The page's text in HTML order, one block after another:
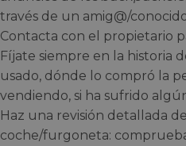
través de un amig@/
Contacta con el propietario
Fíjate siempre en la historia
usado, dónde lo compró la
vendiendo, si ha sufrido
Haz una revisión detallada
coche/furgoneta: